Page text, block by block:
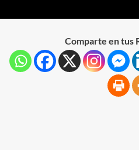
Comparte en tus